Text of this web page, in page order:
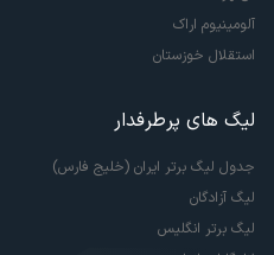
آلومینیوم اراک
استقلال خوزستان
لیگ های پرطرفدار
جدول لیگ برتر ایران (خلیج فارس)
لیگ آزادگان
لیگ برتر انگلیس